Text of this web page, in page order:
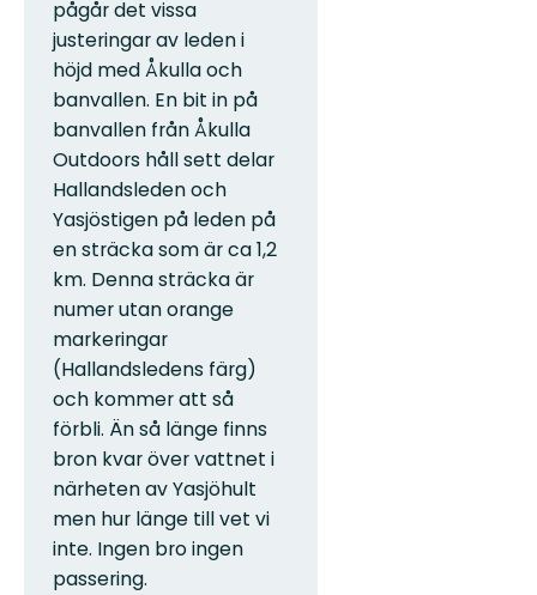
pågår det vissa
justeringar av leden i
höjd med Åkulla och
banvallen. En bit in på
banvallen från Åkulla
Outdoors håll sett delar
Hallandsleden och
Yasjöstigen på leden på
en sträcka som är ca 1,2
km. Denna sträcka är
numer utan orange
markeringar
(Hallandsledens färg)
och kommer att så
förbli. Än så länge finns
bron kvar över vattnet i
närheten av Yasjöhult
men hur länge till vet vi
inte. Ingen bro ingen
passering.